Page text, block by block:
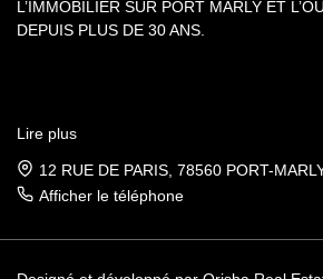
L’IMMOBILIER SUR PORT MARLY ET
DEPUIS PLUS DE 30 ANS.
Lire plus
12 RUE DE PARIS, 78560 PORT-
Afficher le téléphone